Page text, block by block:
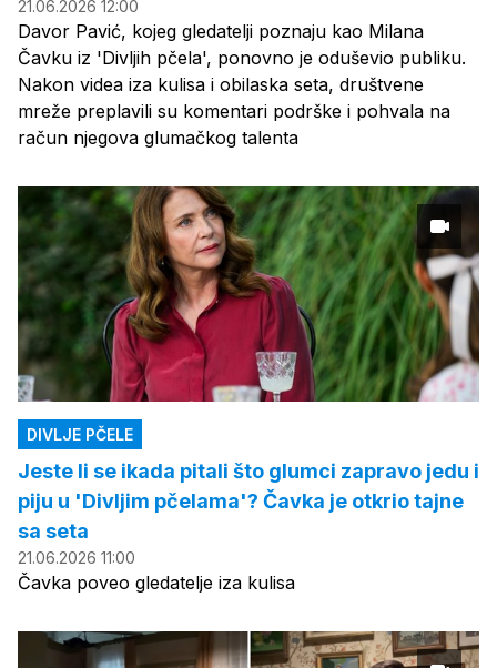
21.06.2026 12:00
Davor Pavić, kojeg gledatelji poznaju kao Milana
Čavku iz 'Divljih pčela', ponovno je oduševio publiku.
Nakon videa iza kulisa i obilaska seta, društvene
mreže preplavili su komentari podrške i pohvala na
račun njegova glumačkog talenta
DIVLJE PČELE
Jeste li se ikada pitali što glumci zapravo jedu i
piju u 'Divljim pčelama'? Čavka je otkrio tajne
sa seta
21.06.2026 11:00
Čavka poveo gledatelje iza kulisa